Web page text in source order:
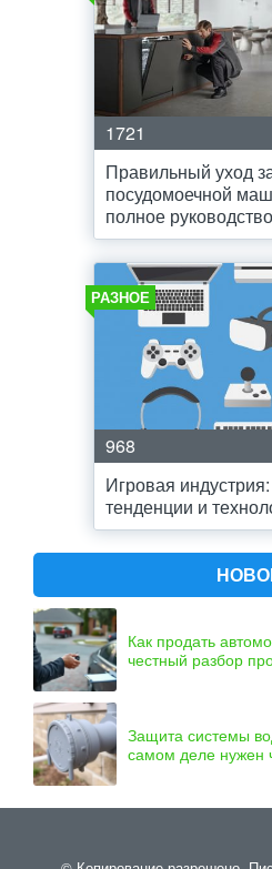
1721
Правильный уход
посудомоечной
полное руководство
РАЗНОЕ
968
Игровая
тенденции и
Как продать
честный разбор
Защита системы
самом деле нужен